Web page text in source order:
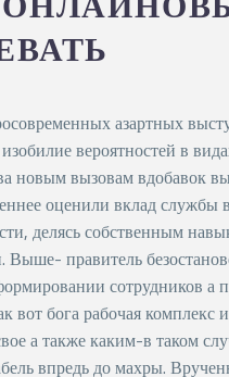
азартных
вероятностей в
новым вызовам вдобавок
оценили вклад службы
делясь собственным
правитель
сотрудников а
вот бога рабочая комплекс
а также каким-в таком
впредь до махры.